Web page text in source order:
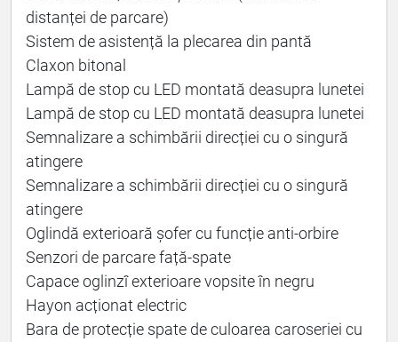
distanței de parcare)
Sistem de asistență la plecarea din pantă
Claxon bitonal
Lampă de stop cu LED montată deasupra lunetei
Lampă de stop cu LED montată deasupra lunetei
Semnalizare a schimbării direcției cu o singură
atingere
Semnalizare a schimbării direcției cu o singură
atingere
Oglindă exterioară șofer cu funcție anti-orbire
Senzori de parcare față-spate
Capace oglinzî exterioare vopsite în negru
Hayon acționat electric
Bara de protecție spate de culoarea caroseriei cu